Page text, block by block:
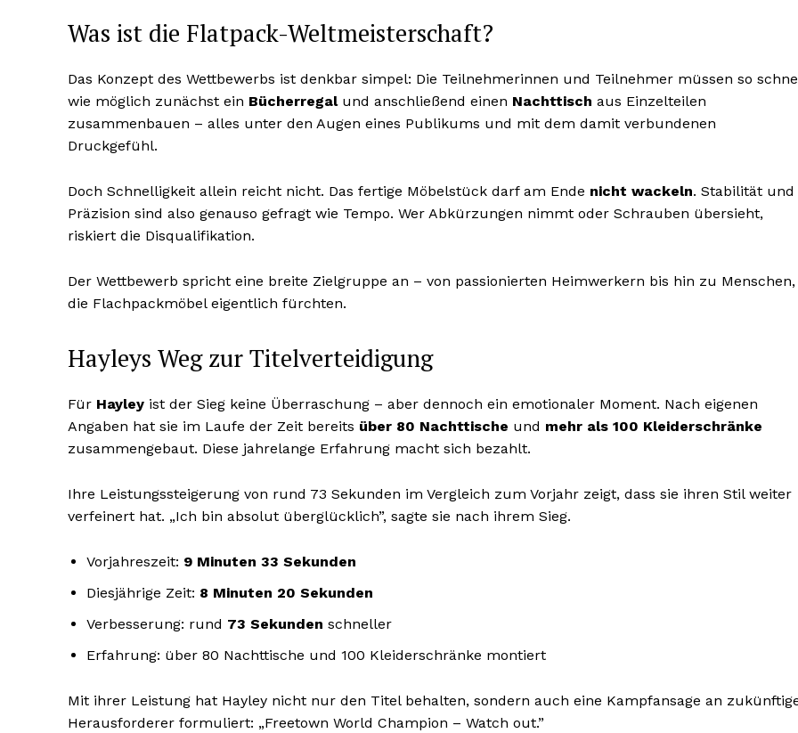
Was ist die Flatpack-Weltmeisterschaft?
Das Konzept des Wettbewerbs ist denkbar simpel: Die Teilnehmerinnen und Teilnehmer müssen so
wie möglich zunächst ein Bücherregalund anschließend einen Nachttisch aus Einzelteilen
zusammenbauen – alles unter den Augen eines Publikums und mit dem damit verbundenen
Druckgefühl.
Doch Schnelligkeit allein reicht nicht. Das fertige Möbelstück darf am Ende nicht wackeln. Stabilität und
Präzision sind also genauso gefragt wie Tempo. Wer Abkürzungen nimmt oder Schrauben übersieht,
riskiert die Disqualifikation.
Der Wettbewerb spricht eine breite Zielgruppe an – von passionierten Heimwerkern bis hin zu Menschen,
die Flachpackmöbel eigentlich fürchten.
Hayleys Weg zur Titelverteidigung
Für Hayley ist der Sieg keine Überraschung – aber dennoch ein emotionaler Moment. Nach eigenen
Angaben hat sie im Laufe der Zeit bereits über 80 Nachttische und mehr als 100 Kleiderschränke
zusammengebaut. Diese jahrelange Erfahrung macht sich bezahlt.
Ihre Leistungssteigerung von rund 73 Sekunden im Vergleich zum Vorjahr zeigt, dass sie ihren Stil weiter
verfeinert hat. „Ich bin absolut überglücklich”, sagte sie nach ihrem Sieg.
Vorjahreszeit: 9 Minuten 33 Sekunden
Diesjährige Zeit: 8 Minuten 20 Sekunden
Verbesserung: rund 73 Sekunden schneller
Erfahrung: über 80 Nachttische und 100 Kleiderschränke montiert
Mit ihrer Leistung hat Hayley nicht nur den Titel behalten, sondern auch eine Kampfansage an
Herausforderer formuliert: „Freetown World Champion – Watch out.”